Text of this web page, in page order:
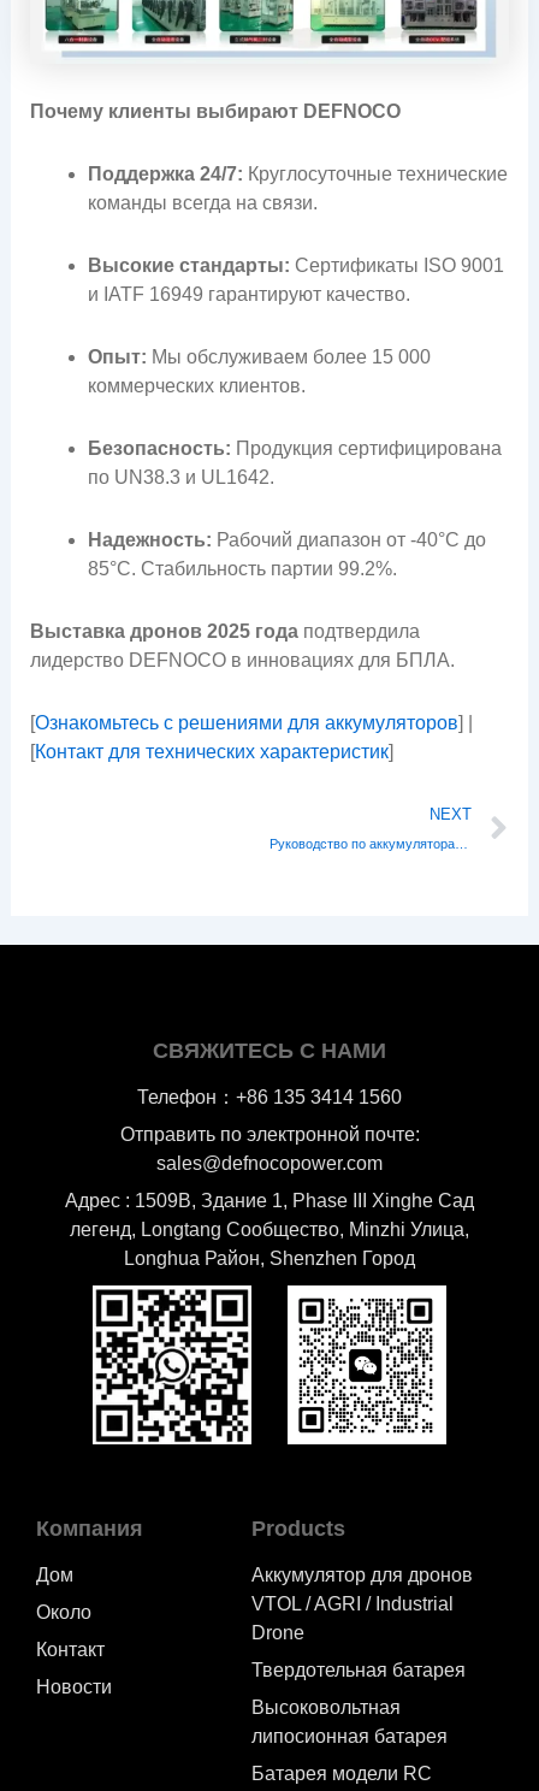
Почему клиенты выбирают DEFNOCO
Поддержка 24/7: Круглосуточные технические
команды всегда на связи.
Высокие стандарты: Сертификаты ISO 9001
и IATF 16949 гарантируют качество.
Опыт: Мы обслуживаем более 15 000
коммерческих клиентов.
Безопасность: Продукция сертифицирована
по UN38.3 и UL1642.
Надежность: Рабочий диапазон от -40°C до
85°C. Стабильность партии 99.2%.
Выставка дронов 2025 годаподтвердила
лидерство DEFNOCO в инновациях для БПЛА.
[Ознакомьтесь с решениями для аккумуляторов] |
[Контакт для технических характеристик]
NEXT
Руководство по аккумуляторам для дронов для начинающих: от принципа до обслуживания, читайте секрет «сердца» полета в одной статье!
СВЯЖИТЕСЬ С НАМИ
Телефон：+86 135 3414 1560
Отправить по электронной почте:
sales@defnocopower.com
Адрес : 1509B, Здание 1, Phase III Xinghe Сад
легенд, Longtang Cообщество, Minzhi Улица,
Longhua Район, Shenzhen Город
Компания
Дом
Около
Контакт
Новости
Products
Аккумулятор для дронов
VTOL / AGRI / Industrial
Drone
Твердотельная батарея
Высоковольтная
липосионная батарея
Батарея модели RC